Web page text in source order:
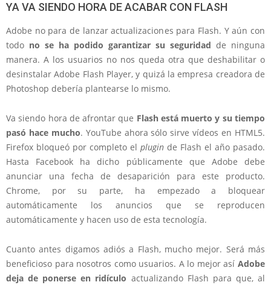
YA VA SIENDO HORA DE ACABAR CON FLASH
Adobe no para de lanzar actualizaciones para Flash. Y aún con
todo no se ha podido garantizar su seguridad de ninguna
manera. A los usuarios no nos queda otra que deshabilitar o
desinstalar Adobe Flash Player, y quizá la empresa creadora de
Photoshop debería plantearse lo mismo.
Va siendo hora de afrontar que Flash está muerto y su tiempo
pasó hace mucho. YouTube ahora sólo sirve vídeos en HTML5.
Firefox bloqueó por completo el plugin de Flash el año pasado.
Hasta Facebook ha dicho públicamente que Adobe debe
anunciar una fecha de desaparición para este producto.
Chrome, por su parte, ha empezado a bloquear
automáticamente los anuncios que se reproducen
automáticamente y hacen uso de esta tecnología.
Cuanto antes digamos adiós a Flash, mucho mejor. Será más
beneficioso para nosotros como usuarios. A lo mejor así Adobe
deja de ponerse en ridículo actualizando Flash para que, al